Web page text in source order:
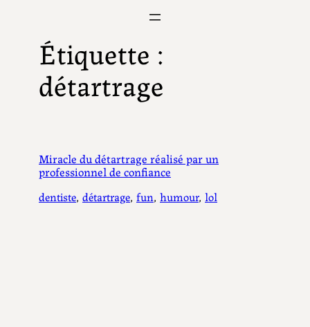
Étiquette :
détartrage
Miracle du détartrage réalisé par un
professionnel de confiance
dentiste, détartrage, fun, humour, lol